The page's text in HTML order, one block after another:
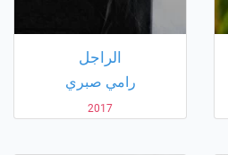
الراجل
رامي صبري
2017